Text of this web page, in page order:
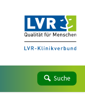
Suche